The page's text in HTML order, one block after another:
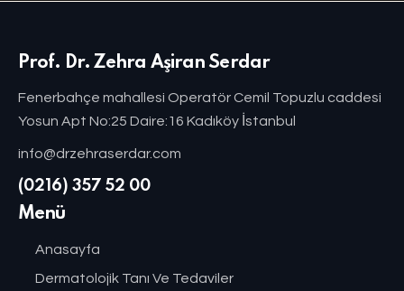
Prof. Dr. Zehra Aşiran Serdar
Fenerbahçe mahallesi Operatör Cemil Topuzlu caddesi
Yosun Apt No:25 Daire:16 Kadıköy İstanbul
info@drzehraserdar.com
(0216) 357 52 00
Menü
Anasayfa
Dermatolojik Tanı Ve Tedaviler